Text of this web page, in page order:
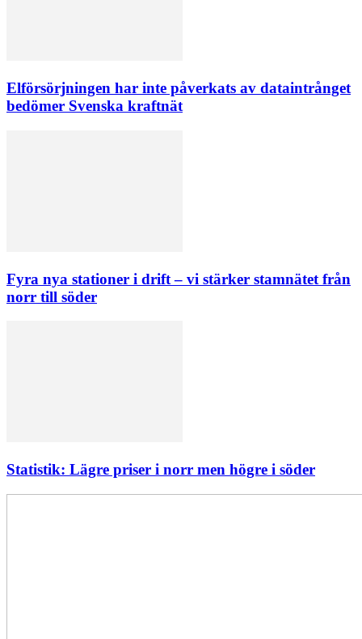
Elförsörjningen har inte påverkats av dataintrånget
bedömer Svenska kraftnät
Fyra nya stationer i drift – vi stärker stamnätet från
norr till söder
Statistik: Lägre priser i norr men högre i söder